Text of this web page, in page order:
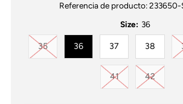
Referencia de producto:233650-
Size: 36
35Variante agotada o no disponible
36 37 38
41Variante agotada
42